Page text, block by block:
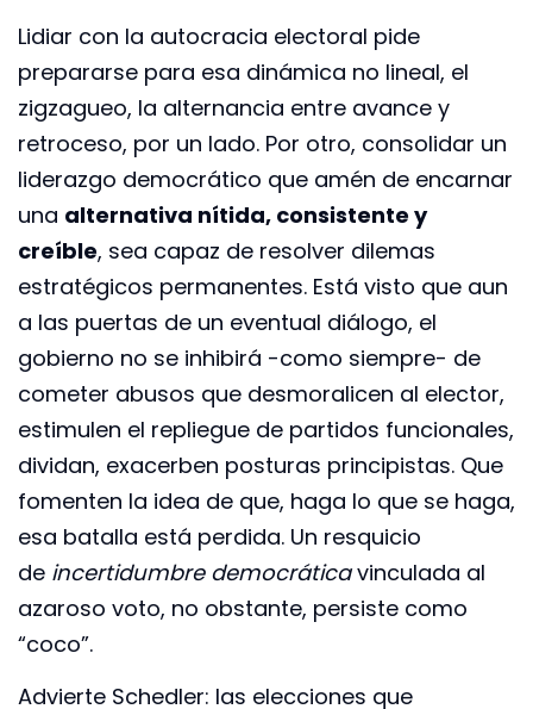
Lidiar con la autocracia electoral pide
prepararse para esa dinámica no lineal, el
zigzagueo, la alternancia entre avance y
retroceso, por un lado. Por otro, consolidar un
liderazgo democrático que amén de encarnar
una alternativa nítida, consistente y
creíble, sea capaz de resolver dilemas
estratégicos permanentes. Está visto que aun
a las puertas de un eventual diálogo, el
gobierno no se inhibirá -como siempre- de
cometer abusos que desmoralicen al elector,
estimulen el repliegue de partidos funcionales,
dividan, exacerben posturas principistas. Que
fomenten la idea de que, haga lo que se haga,
esa batalla está perdida. Un resquicio
de incertidumbre democráticavinculada al
azaroso voto, no obstante, persiste como
“coco”.
Advierte Schedler: las elecciones que